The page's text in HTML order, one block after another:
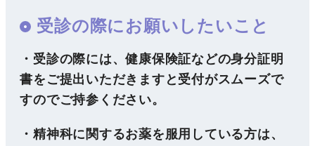
受診の際にお願いしたいこと
・受診の際には、健康保険証などの身分証明
書をご提出いただきますと受付がスムーズで
すのでご持参ください。
・精神科に関するお薬を服用している方は、